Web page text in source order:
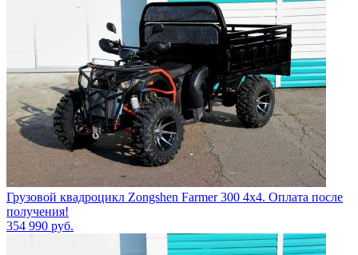
Грузовой квадроцикл Zongshen Farmer 300 4х4. Оплата после
получения!
354 990 руб.